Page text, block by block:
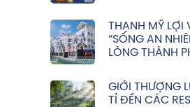
THẠNH MỸ LỢI
“SỐNG AN
LÒNG THÀNH
GIỚI THƯỢNG
TỈ ĐẾN CÁC